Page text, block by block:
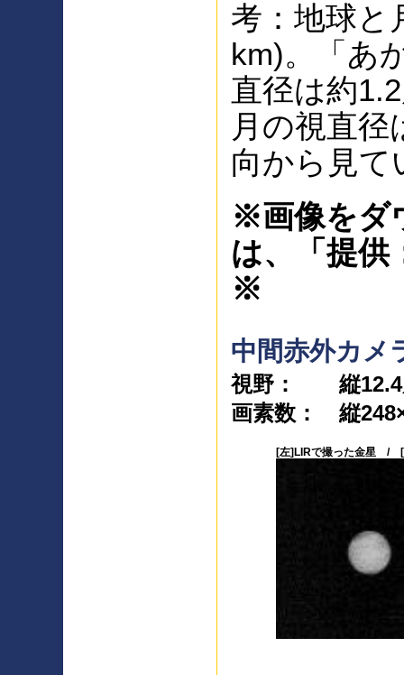
考：地球と
km)。「あ
直径は約
月の視直径
向から見て
※画像をダ
は、「提供
※
中間赤外カメ
視野： 縦12.4
画素数： 縦
[左]LIRで撮った金星 / [